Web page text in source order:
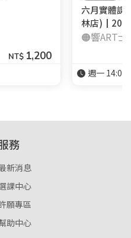
NT$ 1,200
六月實體課
林店
🟠響ART士
週一
務
新消息
課中心
願專區
助中心